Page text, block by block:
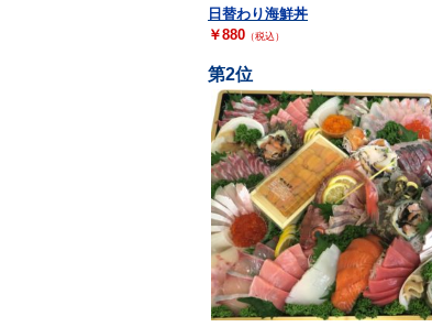
日替わり海鮮丼
￥880 （税込）